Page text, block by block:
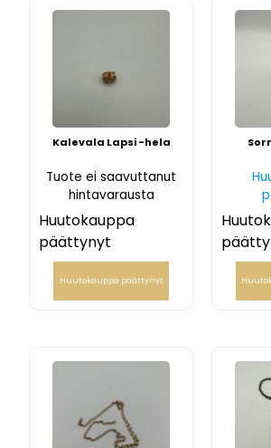
Kalevala Lapsi -hela
Tuote ei saavuttanut
hintavarausta
Huutokauppa
päättynyt
Huutokauppa päättynyt